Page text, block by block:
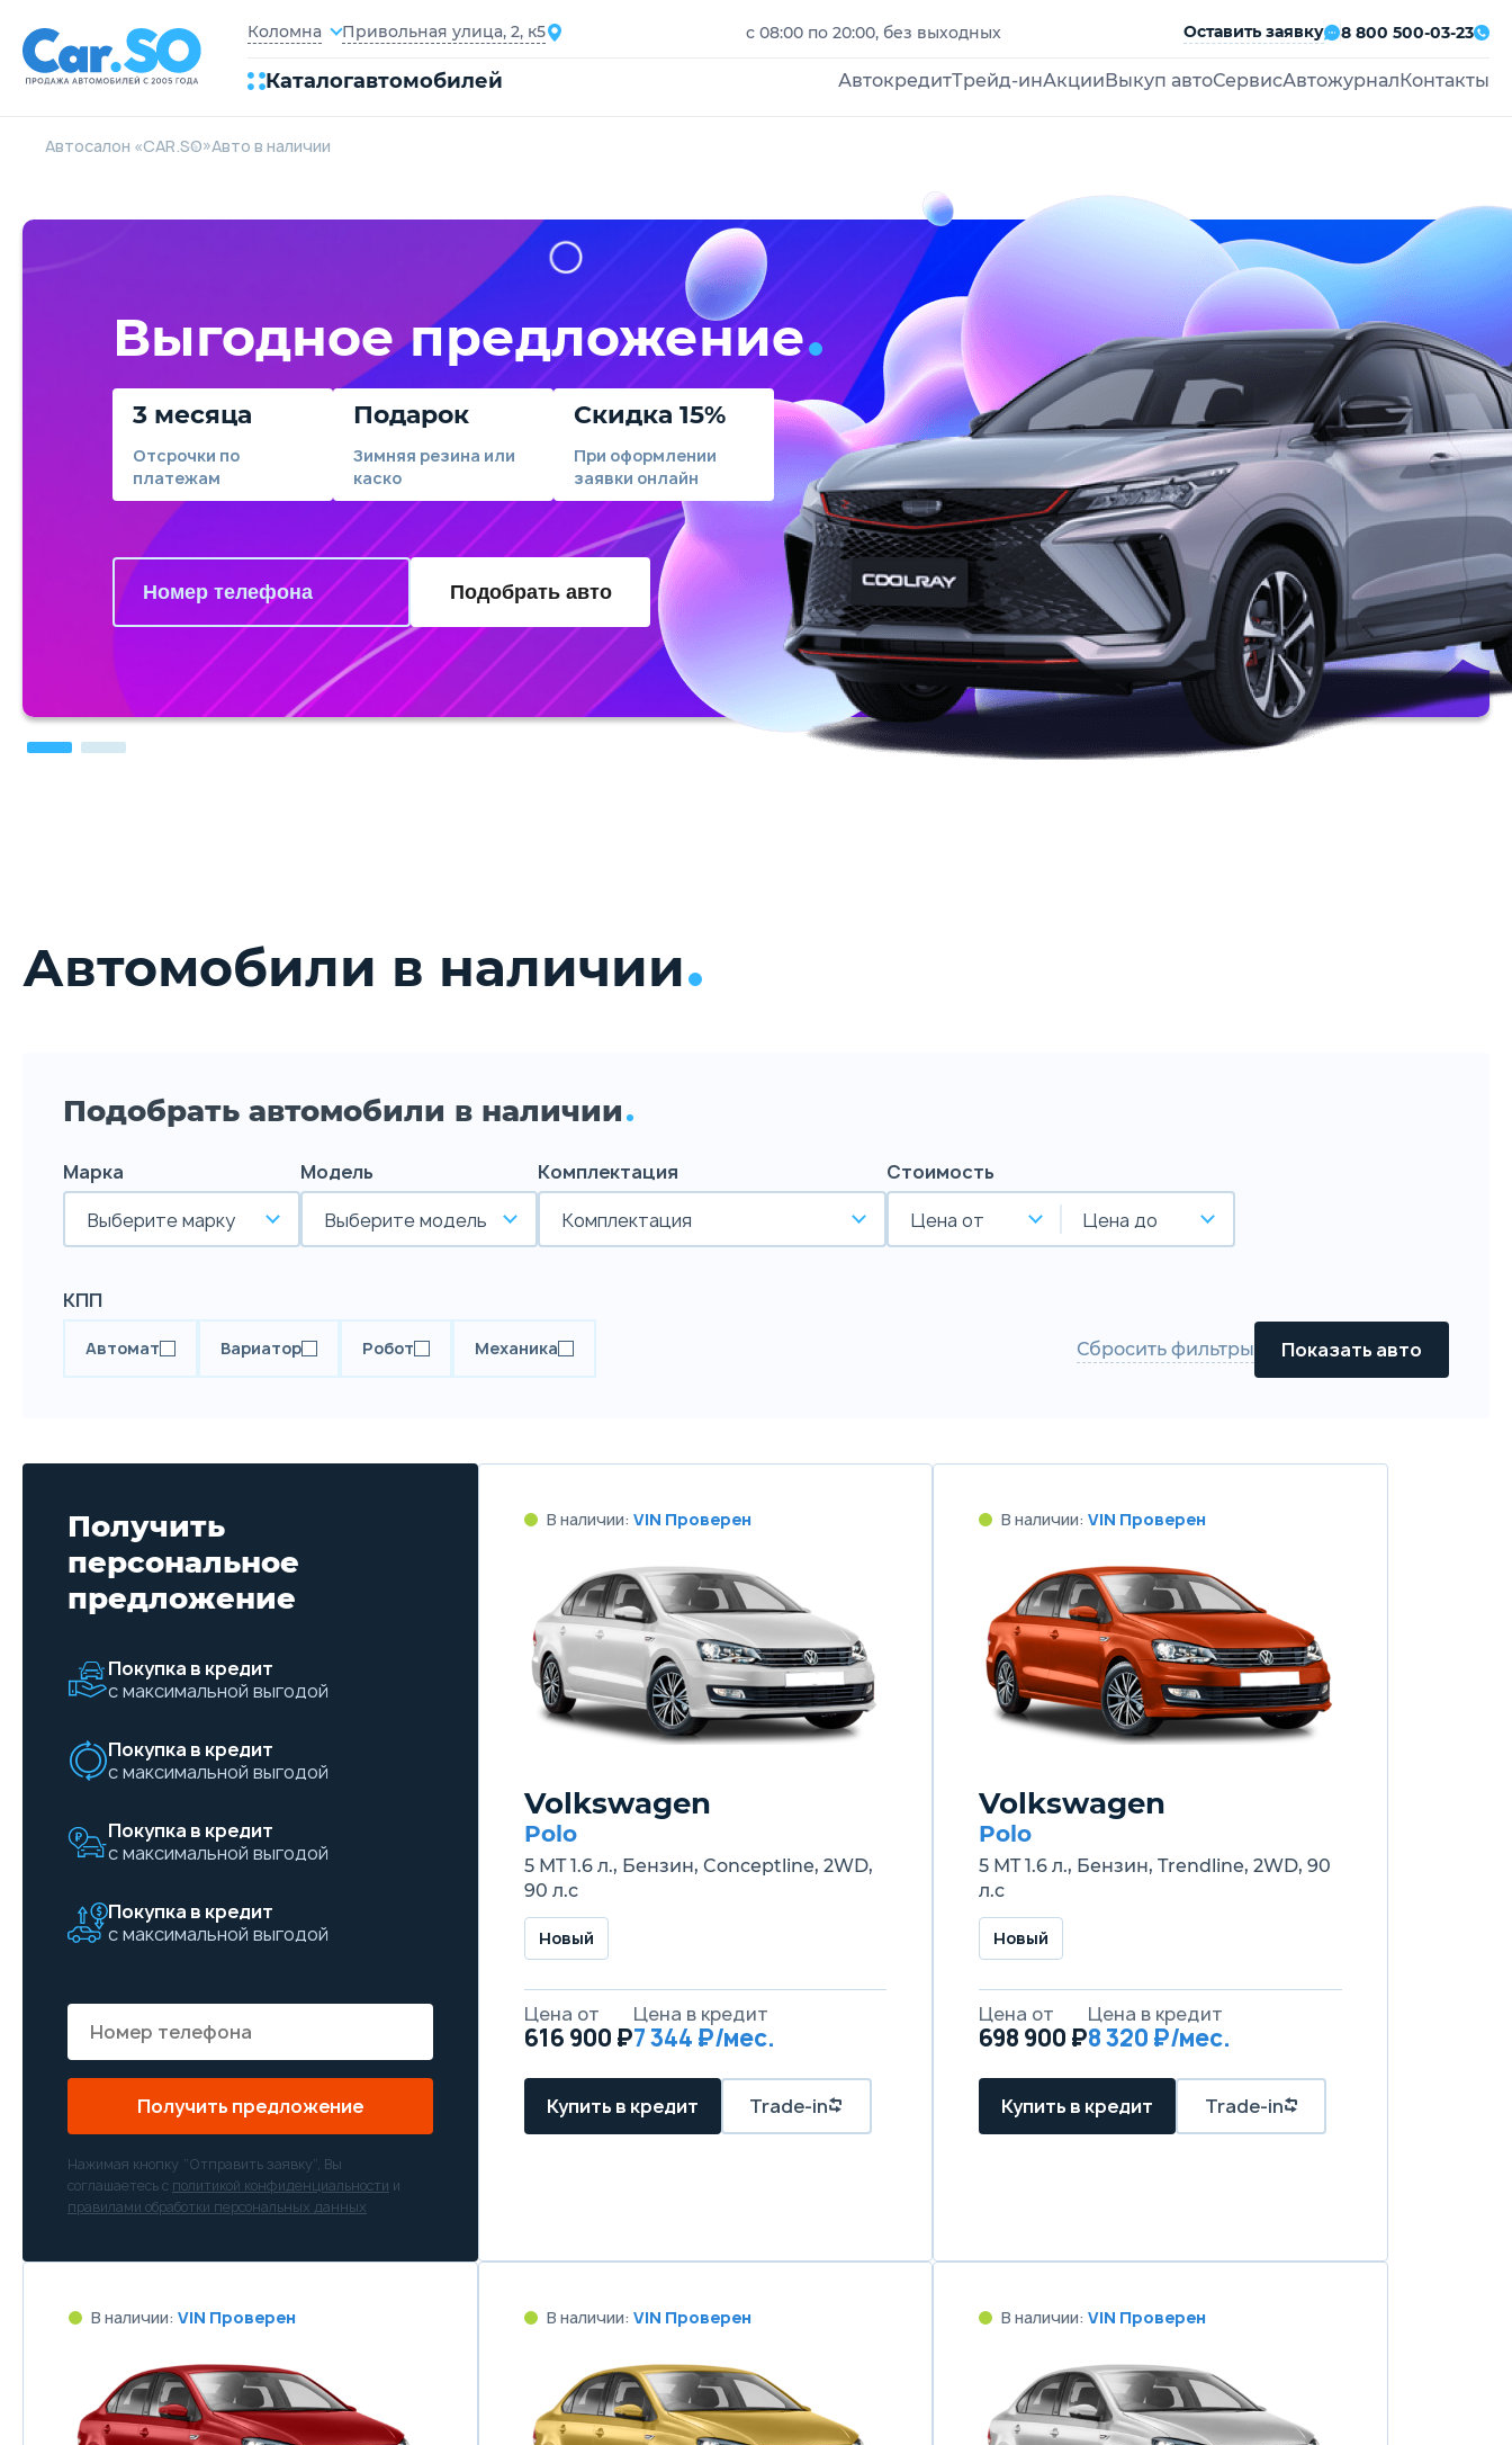
Коломна Привольная улица, 2, к5 с 08:00 по 20:00, без выходных Оставить заявку 8 800 500-03-23
Каталогавтомобилей АвтокредитТрейд-инАкции Выкуп автоСервисАвтожурнал Контакты
Автосалон «CAR.SO»Авто в наличии
Выгодное предложение
3 месяца
Отсрочки по
платежам
Подарок
Зимняя резина или
каско
Скидка 15%
При оформлении
заявки онлайн
Подобрать авто
Автомобили в наличии
Подобрать автомобили в наличии
Марка
Выберите марку
Модель
Выберите модель
Комплектация
Комплектация
Стоимость
Цена от
Цена до
КПП
Автомат Вариатор Робот Механика Сбросить фильтры
Получить
персональное
предложение
Покупка в кредит
с максимальной выгодой
Покупка в кредит
с максимальной выгодой
Покупка в кредит
с максимальной выгодой
Покупка в кредит
с максимальной выгодой
Получить предложение
Нажимая кнопку “Отправить заявку”, Вы
соглашаетесь с политикой конфиденциальности и
правилами обработки персональных данных
В наличии: VIN Проверен
Volkswagen
Polo
5 MT 1.6 л., Бензин, Conceptline, 2WD,
90 л.с
Новый
Цена от
616 900 ₽
Цена в кредит
7 344 ₽/мес.
Купить в кредит Trade-in
В наличии: VIN Проверен
Volkswagen
Polo
5 MT 1.6 л., Бензин, Trendline, 2WD, 90
л.с
Новый
Цена от
698 900 ₽
Цена в кредит
8 320 ₽/мес.
Купить в кредит Trade-in
В наличии: VIN Проверен В наличии: VIN Проверен В наличии: VIN Проверен